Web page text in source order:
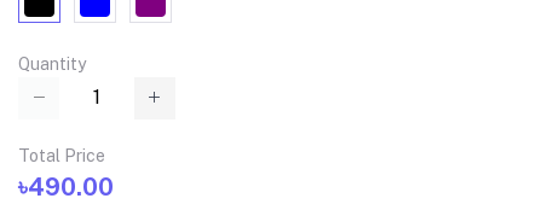
Quantity
Total Price
৳490.00